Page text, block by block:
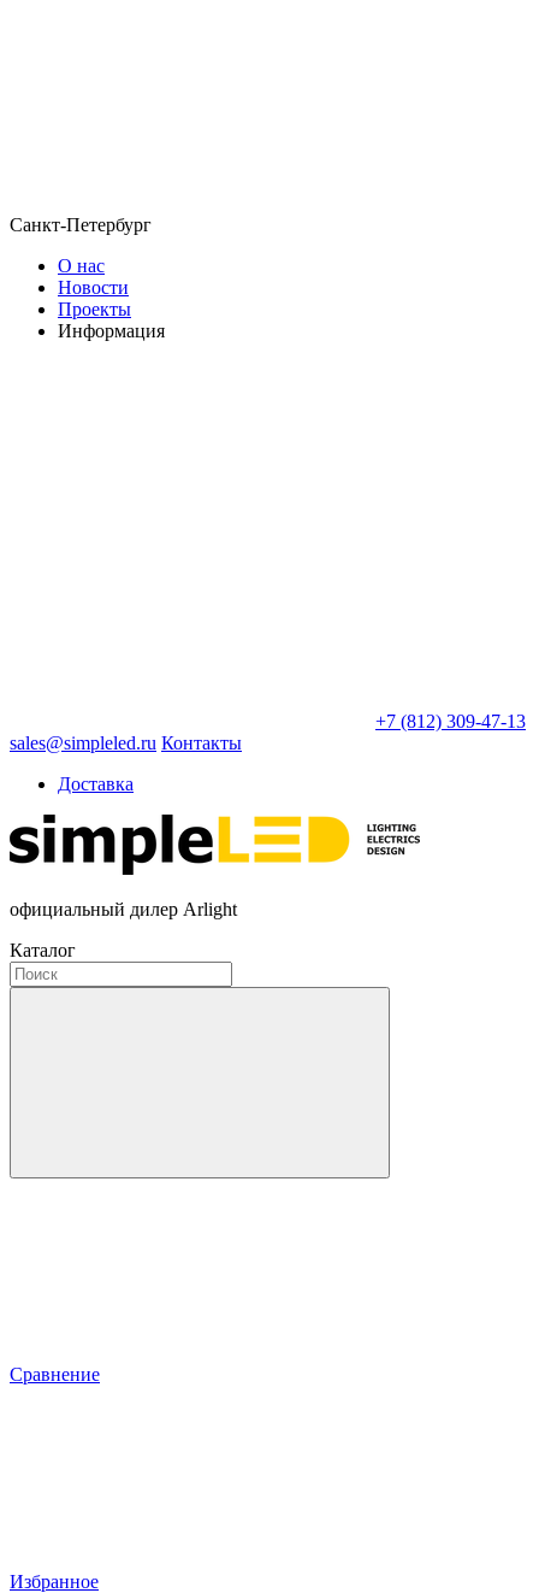
Санкт-Петербург
О нас
Новости
Проекты
Информация
+7 (812) 309-47-13
sales@simpleled.ru Контакты
Доставка
официальный дилер Arlight
Каталог
Сравнение
Избранное